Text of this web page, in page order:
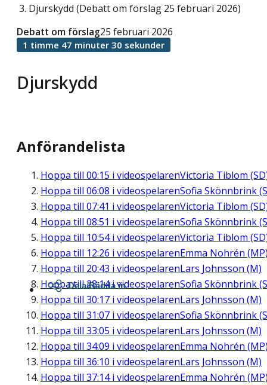
Djurskydd (Debatt om förslag 25 februari 2026)
Djurskydd
Debatt om förslag25 februari 2026
1 timme 47 minuter 30 sekunder
Anförandelista
Hoppa till 00:15 i videospelarenVictoria Tiblom
Hoppa till 06:08 i videospelarenSofia Skönnbrink
Hoppa till 07:41 i videospelarenVictoria Tiblom
Hoppa till 08:51 i videospelarenSofia Skönnbrink
Hoppa till 10:54i videospelarenVictoria Tiblom
Hoppa till 12:26 i videospelarenEmma Nohrén
Hoppa till 20:43 i videospelarenLars Johnsson (M)
Hoppa till28:14i videospelarenSofia Skönnbrink
Hoppa till 30:17 i videospelarenLars Johnsson (M)
Hoppa till 31:07 i videospelarenSofia Skönnbrink
Hoppa till 33:05 i videospelarenLars Johnsson (M)
Hoppa till 34:09 i videospelarenEmma Nohrén
Hoppa till 36:10 i videospelarenLars Johnsson (M)
Hoppa till 37:14i videospelarenEmma Nohrén
Dela/Bädda in